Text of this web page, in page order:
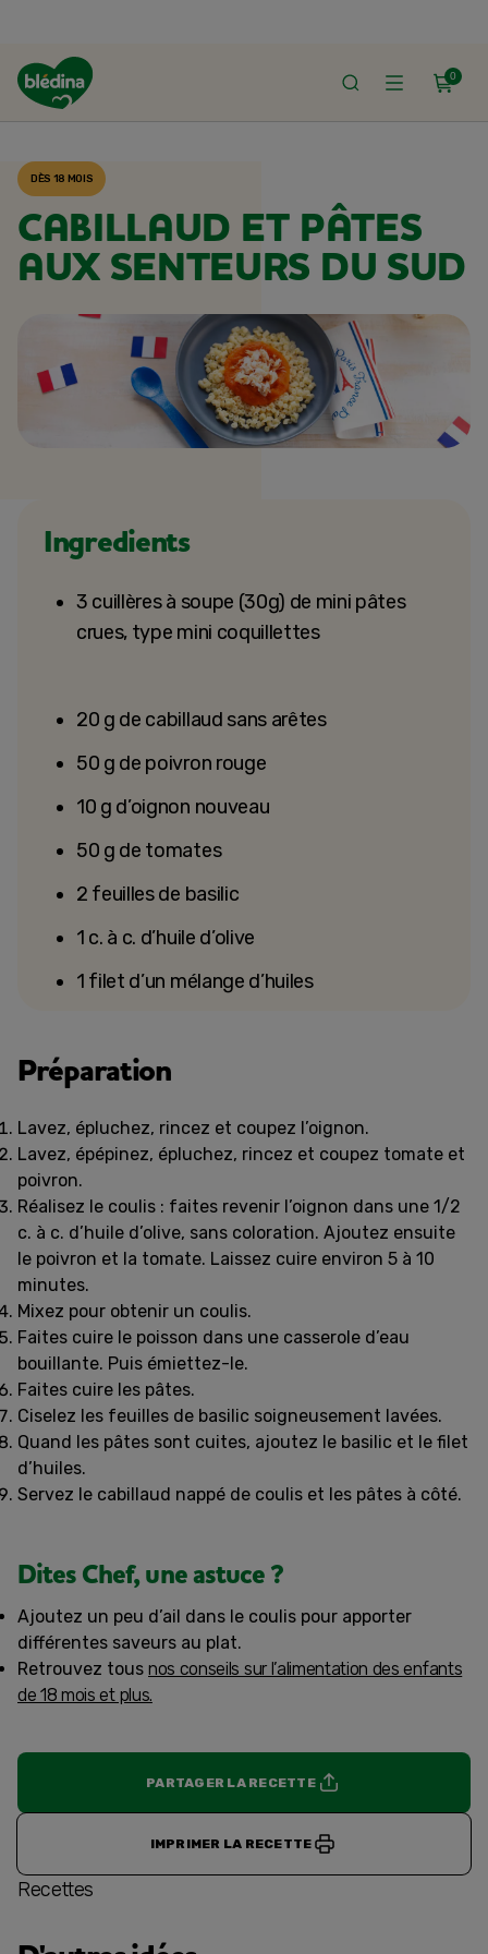
0
ACCUEIL
DÈS 18 MOIS
CABILLAUD ET PÂTES
AUX SENTEURS DU SUD
Ingredients
3 cuillères à soupe (30g) de mini pâtes
crues, type mini coquillettes
20 g de cabillaud sans arêtes
50 g de poivron rouge
10 g d’oignon nouveau
50 g de tomates
2 feuilles de basilic
1 c. à c. d’huile d’olive
1 filet d’un mélange d’huiles
Préparation
Lavez, épluchez, rincez et coupez l’oignon.
Lavez, épépinez, épluchez, rincez et coupez tomate et
poivron.
Réalisez le coulis : faites revenir l’oignon dans une 1/2
c. à c. d’huile d’olive, sans coloration. Ajoutez ensuite
le poivron et la tomate. Laissez cuire environ 5 à 10
minutes.
Mixez pour obtenir un coulis.
Faites cuire le poisson dans une casserole d’eau
bouillante. Puis émiettez-le.
Faites cuire les pâtes.
Ciselez les feuilles de basilic soigneusement lavées.
Quand les pâtes sont cuites, ajoutez le basilic et le filet
d’huiles.
Servez le cabillaud nappé de coulis et les pâtes à côté.
Dites Chef, une astuce ?
Ajoutez un peu d’ail dans le coulis pour apporter
différentes saveurs au plat.
Retrouvez tous nos conseils sur l’alimentation des enfants
de 18 mois et plus.
PARTAGER LA RECETTE
IMPRIMER LA RECETTE
Recettes